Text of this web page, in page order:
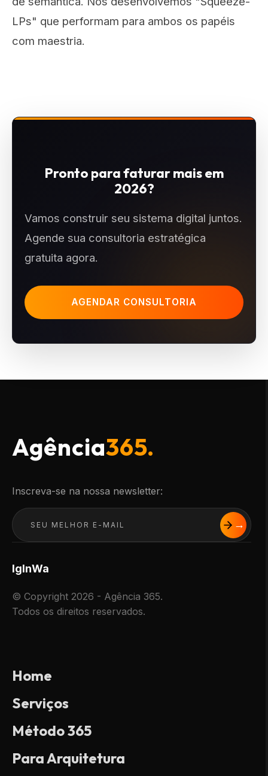
LPs" que performam para ambos os papéis
com maestria.
Pronto para faturar mais em
2026?
Vamos construir seu sistema digital juntos.
Agende sua consultoria estratégica
gratuita agora.
AGENDAR CONSULTORIA
Agência365.
Inscreva-se na nossa newsletter:
IgInWa
© Copyright 2026 - Agência 365.
Todos os direitos reservados.
Home
Serviços
Método 365
Para Arquitetura